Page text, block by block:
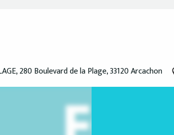
280 Boulevard de la Plage, 33120 Arcachon